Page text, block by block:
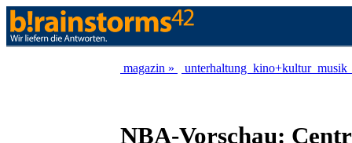
magazin » unterhaltung kino+kultur musik
NBA-Vorschau: